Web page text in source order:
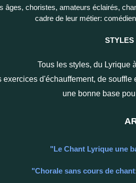
âges, choristes, amateurs éclairés,
cadre de leur métier:
STYLES
Tous les styles, du Lyrique
exercices d'échauffement, de
une bonne base
"Le Chant Lyrique une
"Chorale sans cours de